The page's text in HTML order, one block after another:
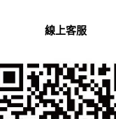
線上客服